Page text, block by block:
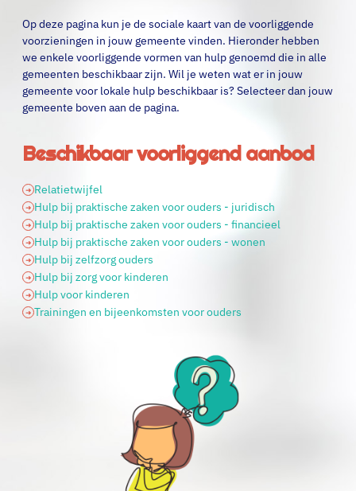
Op deze pagina kun je de sociale kaart van de voorliggende
voorzieningen in jouw gemeente vinden. Hieronder hebben
we enkele voorliggende vormen van hulp genoemd die in alle
gemeenten beschikbaar zijn. Wil je weten wat er in jouw
gemeente voor lokale hulp beschikbaar is? Selecteer dan jouw
gemeente boven aan de pagina.
Beschikbaar voorliggend aanbod
Relatietwijfel
Hulp bij praktische zaken voor ouders - juridisch
Hulp bij praktische zaken voor ouders - financieel
Hulp bij praktische zaken voor ouders - wonen
Hulp bij zelfzorg ouders
Hulp bij zorg voor kinderen
Hulp voor kinderen
Trainingen en bijeenkomsten voor ouders